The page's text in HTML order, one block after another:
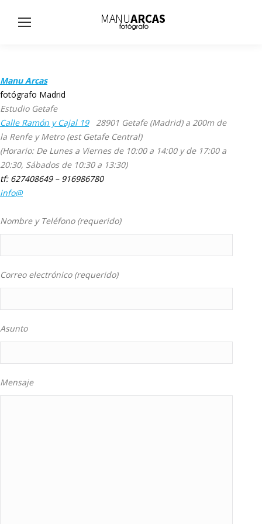
Manu Arcas
fotógrafo Madrid
Estudio Getafe
Calle Ramón y Cajal 1928901 Getafe (Madrid) a 200m de
la Renfe y Metro (est Getafe Central)
(Horario: De Lunes a Viernes de 10:00 a 14:00 y de 17:00 a
20:30, Sábados de 10:30 a 13:30)
tf: 627408649 – 916986780
info@
Nombre y Teléfono (requerido)
Correo electrónico (requerido)
Asunto
Mensaje